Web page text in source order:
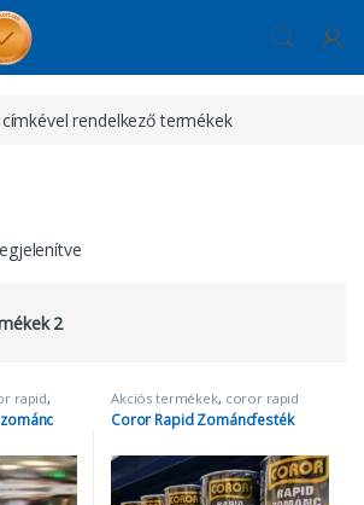
címkével rendelkező termékek
2
rapid, Akciós termékek, coror rapid
zománc Oldószeres
zománcfestékek,
Coror Rapid Zománcfesték